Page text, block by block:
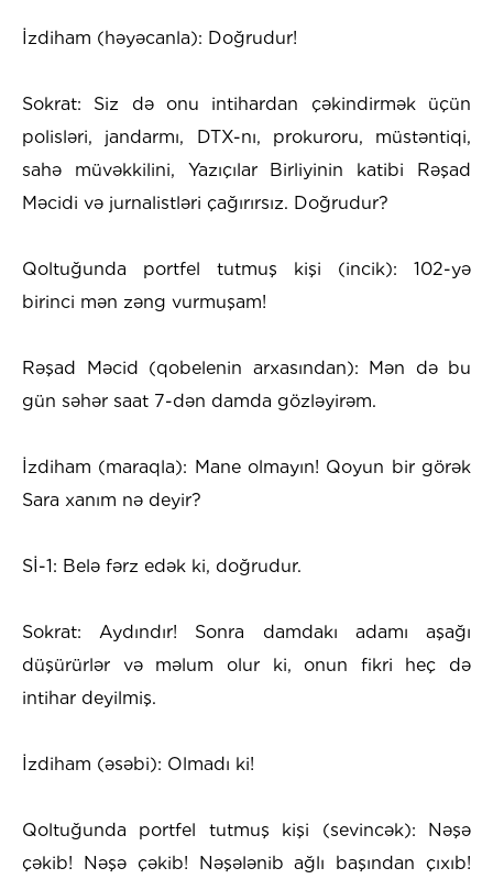
İzdiham (həyəcanla): Doğrudur!
Sokrat: Siz də onu intihardan çəkindirmək üçün
polisləri, jandarmı, DTX-nı, prokuroru, müstəntiqi,
sahə müvəkkilini, Yazıçılar Birliyinin katibi Rəşad
Məcidi və jurnalistləri çağırırsız. Doğrudur?
Qoltuğunda portfel tutmuş kişi (incik): 102-yə
birinci mən zəng vurmuşam!
Rəşad Məcid (qobelenin arxasından): Mən də bu
gün səhər saat 7-dən damda gözləyirəm.
İzdiham (maraqla): Mane olmayın! Qoyun bir görək
Sara xanım nə deyir?
Sİ-1: Belə fərz edək ki, doğrudur.
Sokrat: Aydındır! Sonra damdakı adamı aşağı
düşürürlər və məlum olur ki, onun fikri heç də
intihar deyilmiş.
İzdiham (əsəbi): Olmadı ki!
Qoltuğunda portfel tutmuş kişi (sevincək): Nəşə
çəkib! Nəşə çəkib! Nəşələnib ağlı başından çıxıb!